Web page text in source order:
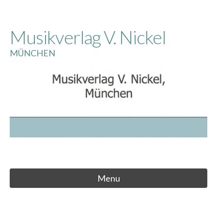
content
Musikverlag V. Nickel
MÜNCHEN
Menu